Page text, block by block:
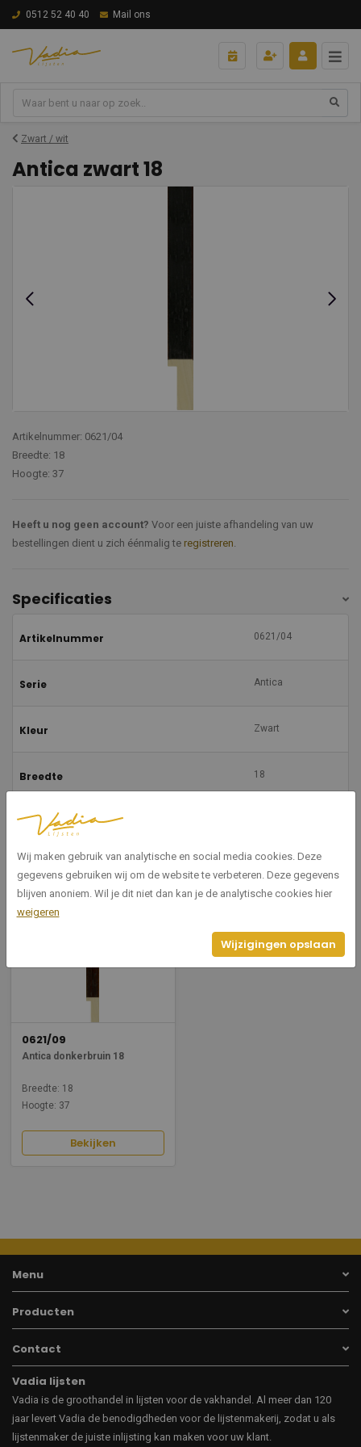
0512 52 40 40 Mail ons
Zwart / wit
Antica zwart 18
Artikelnummer: 0621/04
Breedte: 18
Hoogte: 37
Heeft u nog geen account? Voor een juiste afhandeling van uw
bestellingen dient u zich éénmalig te registreren.
Specificaties
Artikelnummer 0621/04
Serie Antica
Kleur Zwart
Breedte 18
Hoogte
Gerelateerde producten
0621/09
Antica donkerbruin 18
Breedte: 18
Hoogte: 37
Bekijken
Menu
Producten
Contact
Vadia lijsten
Vadia is de groothandel in lijsten voor de vakhandel. Al meer dan 120
jaar levert Vadia de benodigdheden voor de lijstenmakerij, zodat u als
lijstenmaker de juiste inlijsting kan maken voor uw klant.
Wij maken gebruik van analytische en social media cookies. Deze
gegevens gebruiken wij om de website te verbeteren. Deze gegevens
blijven anoniem. Wil je dit niet dan kan je de analytische cookies hier
weigeren
Wijzigingen opslaan